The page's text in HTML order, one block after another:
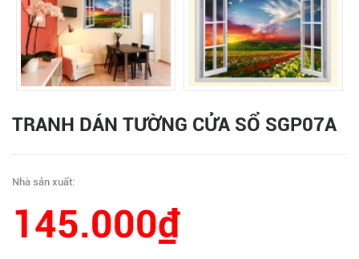
TRANH DÁN TƯỜNG CỬA SỔ SGP07A
Nhà sản xuất:
145.000₫